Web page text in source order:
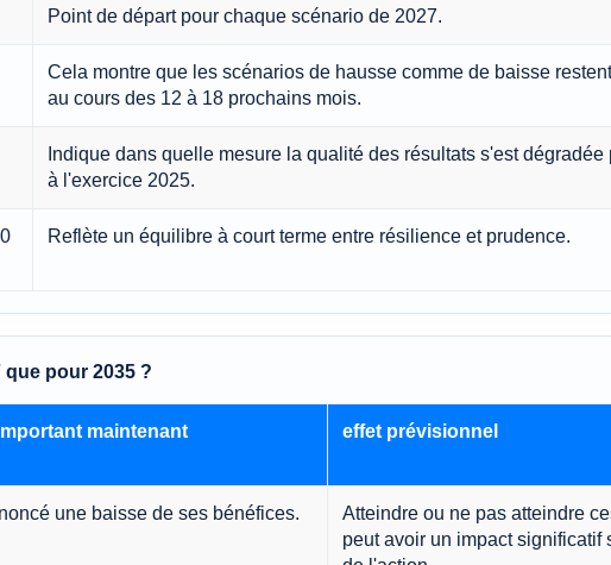
Point de départ pour chaque scénario de 2027.
Cela montre que les scénarios de hausse comme de baisse
au cours des 12 à 18 prochains mois.
Indique dans quelle mesure la qualité des résultats s'est dégradée
à l'exercice 2025.
Reflète un équilibre à court terme entre résilience et prudence.
que pour 2035 ?
maintenant effet prévisionnel
une baisse de ses bénéfices.
Atteindre ou ne pas atteindre
peut avoir un impact significatif